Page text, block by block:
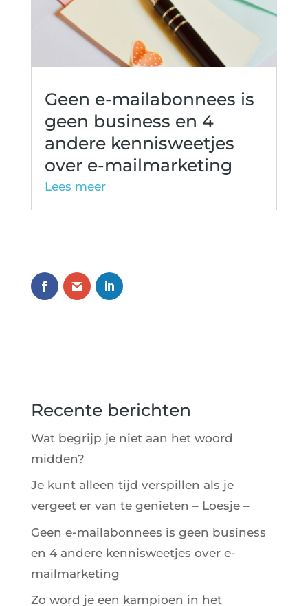
Geen e-mailabonnees is
geen business en 4
andere kennisweetjes
over e-mailmarketing
Lees meer
Recente berichten
Wat begrijp je niet aan het woord
midden?
Je kunt alleen tijd verspillen als je
vergeet er van te genieten – Loesje –
Geen e-mailabonnees is geen business
en 4 andere kennisweetjes over e-
mailmarketing
Zo word je een kampioen in het